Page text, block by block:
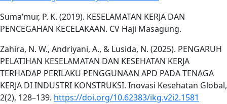
Suma’mur, P. K. (2019). KESELAMATAN KERJA DAN
PENCEGAHAN KECELAKAAN. CV Haji Masagung.
Zahira, N. W., Andriyani, A., & Lusida, N. (2025). PENGARUH
PELATIHAN KESELAMATAN DAN KESEHATAN KERJA
TERHADAP PERILAKU PENGGUNAAN APD PADA TENAGA
KERJA DI INDUSTRI KONSTRUKSI. Inovasi Kesehatan Global,
2(2), 128–139. https://doi.org/10.62383/ikg.v2i2.1581